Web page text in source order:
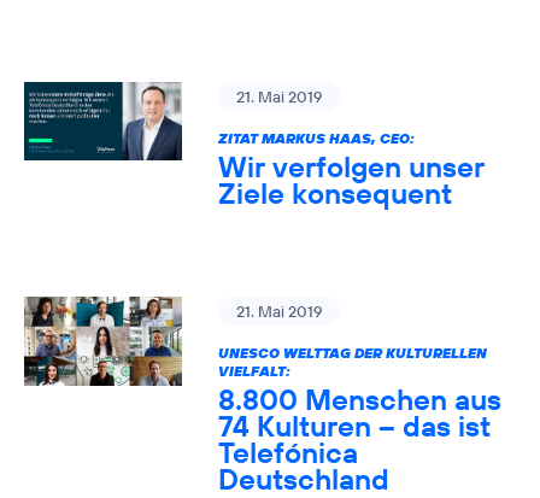
21. Mai 2019
ZITAT MARKUS HAAS, CEO:
Wir verfolgen unser
Ziele konsequent
21. Mai 2019
UNESCO WELTTAG DER KULTURELLEN
VIELFALT:
8.800 Menschen aus
74 Kulturen – das ist
Telefónica
Deutschland